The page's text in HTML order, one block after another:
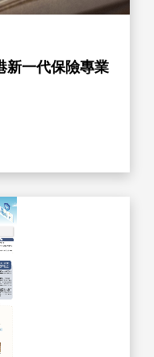
新一代保險專業